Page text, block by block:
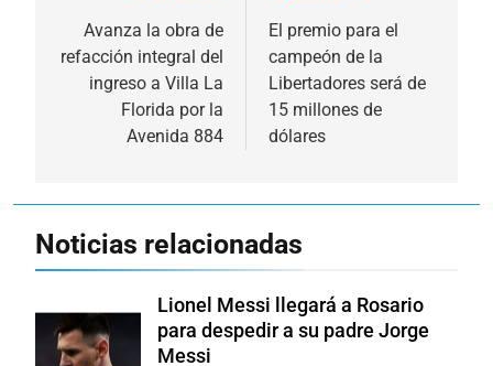
de
entradas
Avanza la obra de
refacción integral del
ingreso a Villa La
Florida por la
Avenida 884
El premio para el
campeón de la
Libertadores será de
15 millones de
dólares
Noticias relacionadas
Lionel Messi llegará a Rosario
para despedir a su padre Jorge
Messi